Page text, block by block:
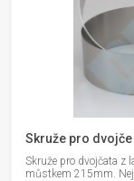
Skruže pro dvojče
Skruže pro dvojčata
můstkem 215mm.